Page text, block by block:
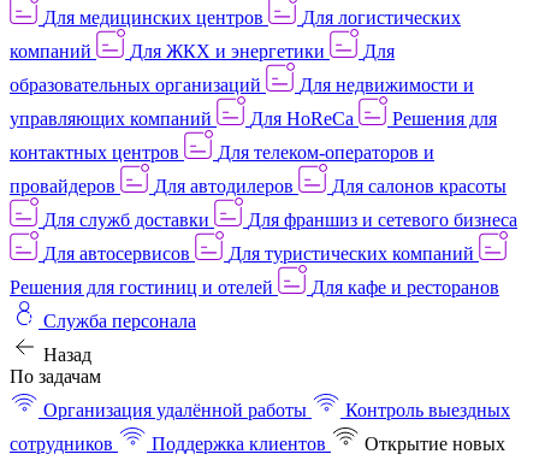
Для медицинских центров
Для логистических
компаний
Для ЖКХ и энергетики
Для
образовательных организаций
Для недвижимости и
управляющих компаний
Для HoReCa
Решения для
контактных центров
Для телеком-операторов и
провайдеров
Для автодилеров
Для салонов красоты
Для служб доставки
Для франшиз и сетевого бизнеса
Для автосервисов
Для туристических компаний
Решения для гостиниц и отелей
Для кафе и ресторанов
Служба персонала
Назад
По задачам
Организация удалённой работы
Контроль выездных
сотрудников
Поддержка клиентов
Открытие новых